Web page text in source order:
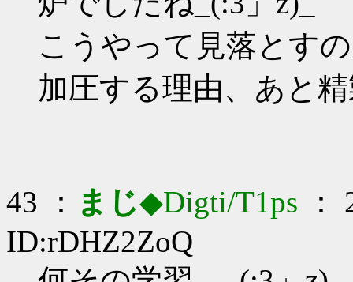
こうやって見落とす
加圧する理由、あと
43 ： まじ◆Digti/T1ps ：
ID:rDHZ2ZoQ